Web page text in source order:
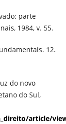
parte
1984, v. 55.
12.
do novo
do Sul,
article/